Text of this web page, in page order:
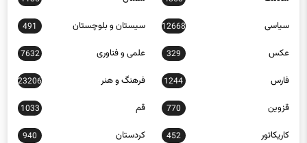
سیاسی 12668 سیستان و بلوچستان 491
عکس 329 علمی و فناوری 7632
فارس 1244 فرهنگ و هنر 23206
قزوین 770 قم 1033
کاریکاتور 452 کردستان 940